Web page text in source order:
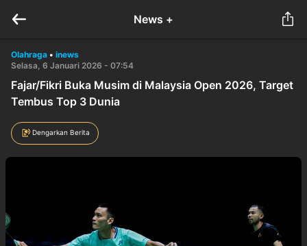
News +
Olahraga • inews
Selasa, 6 Januari 2026 - 07:54
Fajar/Fikri Buka Musim di Malaysia Open 2026, Target
Tembus Top 3 Dunia
Dengarkan Berita